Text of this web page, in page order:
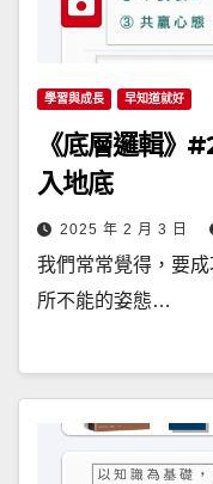
學習與成長 早知道就好
《底層邏輯》
入地底
2025 年 2 月 3 日
我們常常覺得，要
所不能的姿態…